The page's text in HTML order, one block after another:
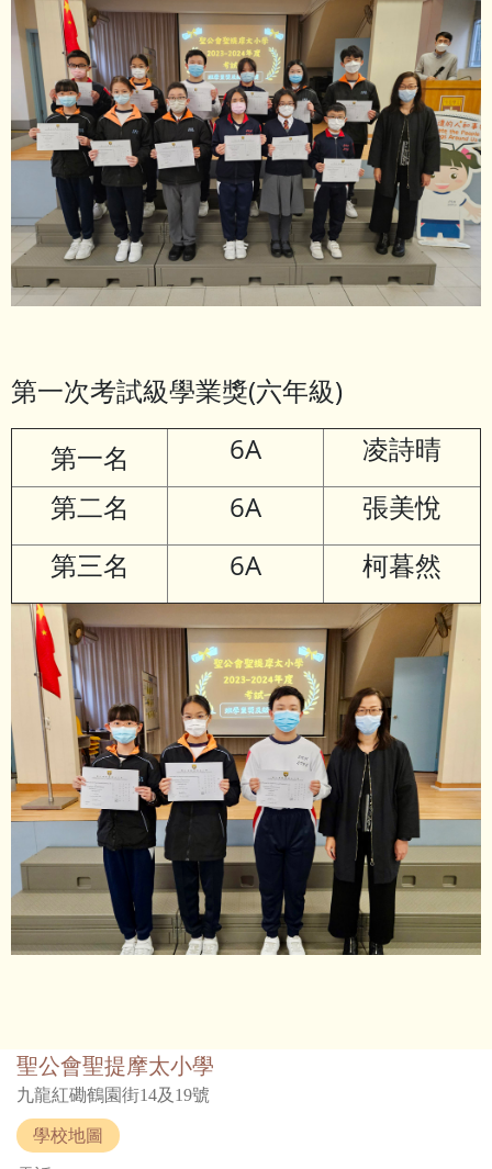
第一次考試級學業獎(六年級)
第一名
6A
凌詩晴
第二名
6A
張美悅
第三名
6A 柯暮然
聖公會聖提摩太小學
九龍紅磡鶴園街14及19號
學校地圖